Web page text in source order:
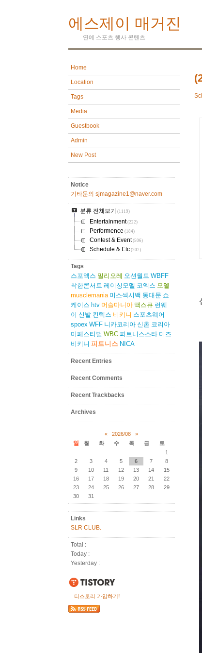
에스제이 매거진
연예 스포츠 행사 콘텐츠
Home
Location
Tags
Media
Guestbook
Admin
New Post
Notice
기타문의 sjmagazine1@naver.com
분류 전체보기 (1119)
Entertainment(222)
Performence (184)
Contest & Event(506)
Schedule & Etc(207)
Tags
스포엑스 밀리오레 오션월드 WBFF
착한콘서트 레이싱모델 코엑스 모델
musclemania 미스섹시백 동대문 쇼
케이스 htv 머슬마니아 맥스큐 런웨
이 신발 킨텍스 비키니 스포츠웨어
spoex WFF 니카코리아 신촌 코리아
미페스티벌 WBC 피트니스스타 미즈
비키니 피트니스 NICA
Recent Entries
Recent Comments
Recent Trackbacks
Archives
« 2026/08 »
일 월 화 수 목 금
토
1
2
3 4 5 6 7
8
9
10 11 12 13 14
15
16
17 18 19 20 21
22
23
24 25 26 27 28
29
30
31
Links
SLR CLUB.
Total :
Today :
Yesterday :
티스토리 가입하기!